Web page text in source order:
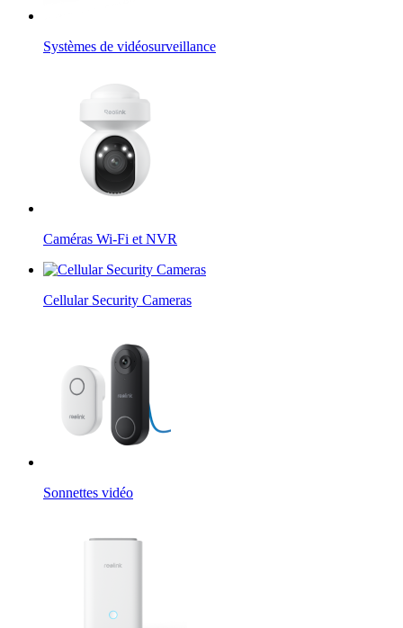
Systèmes de vidéosurveillance
Caméras Wi-Fi et NVR
Cellular Security Cameras
Sonnettes vidéo